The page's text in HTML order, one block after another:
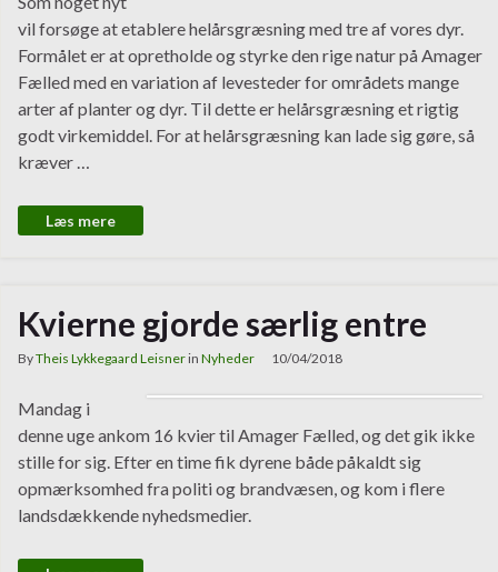
vil forsøge at etablere helårsgræsning med tre af vores dyr.
Formålet er at opretholde og styrke den rige natur på Amager
Fælled med en variation af levesteder for områdets mange
arter af planter og dyr. Til dette er helårsgræsning et rigtig
godt virkemiddel. For at helårsgræsning kan lade sig gøre, så
kræver …
Læs mere
Kvierne gjorde særlig entre
ByTheis Lykkegaard Leisner in Nyheder 10/04/2018
Mandag i
denne uge ankom 16 kvier til Amager Fælled, og det gik ikke
stille for sig. Efter en time fik dyrene både påkaldt sig
opmærksomhed fra politi og brandvæsen, og kom i flere
landsdækkende nyhedsmedier.